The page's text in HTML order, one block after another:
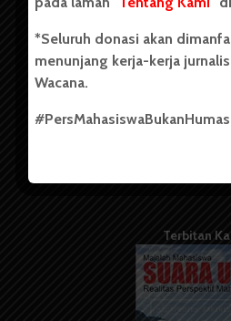
Kontribusi
Info Iklan
Pedoman Media Siber
Kode Etik Jurnalistik
Terbitan
*Seluruh donasi akan
menunjang kerja-kerja
Wacana.